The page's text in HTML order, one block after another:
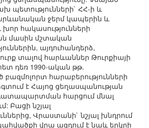
պետությունների` ՀՀ-ի և
ջերմ կապերին և
խոր հակասությունների
մասին մշտական
այդուհանդերձ,
տալով հարևաններ Թուրքիայի
դեռ 1990-ական թթ.
բազմոլորտ հարաբերությունների
է Հայոց ցեղասպանության
հարցում մնալ
Բացի նշյալ
Վրաստանի` նշյալ խնդրում
վրա ազդում է նաև երկրի